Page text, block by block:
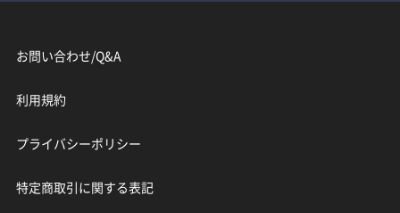
お問い合わせ/Q&A
利用規約
プライバシーポリシー
特定商取引に関する表記